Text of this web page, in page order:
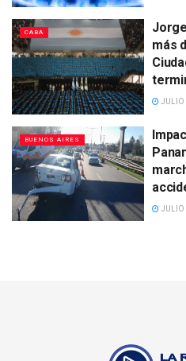
CABA
más
JULIO
BUENOS AIRES
JULIO